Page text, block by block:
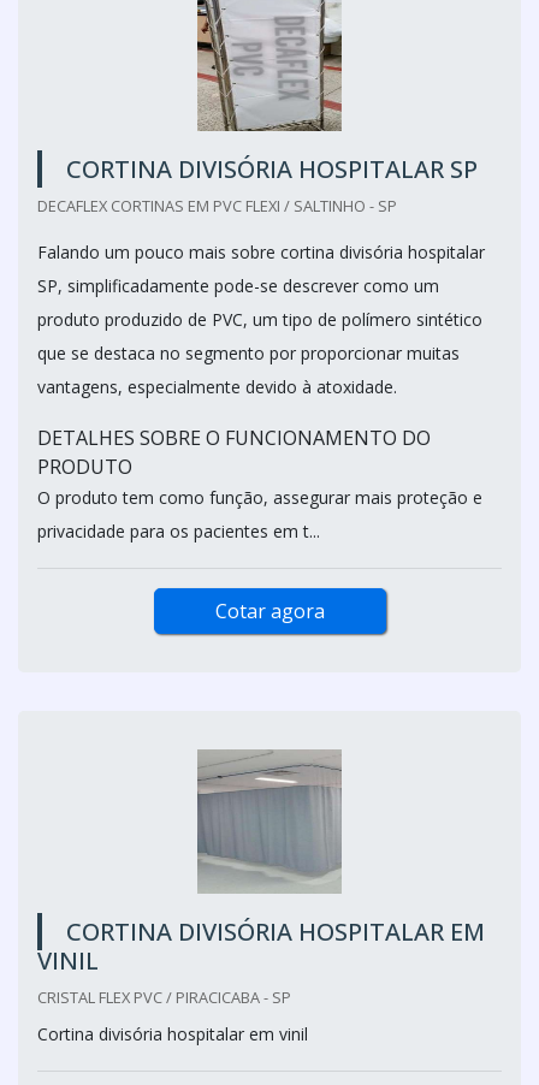
CORTINA DIVISÓRIA HOSPITALAR SP
DECAFLEX CORTINAS EM PVC FLEXI / SALTINHO - SP
Falando um pouco mais sobre cortina divisória hospitalar
SP, simplificadamente pode-se descrever como um
produto produzido de PVC, um tipo de polímero sintético
que se destaca no segmento por proporcionar muitas
vantagens, especialmente devido à atoxidade.
DETALHES SOBRE O FUNCIONAMENTO DO
PRODUTO
O produto tem como função, assegurar mais proteção e
privacidade para os pacientes em t...
Cotar agora
CORTINA DIVISÓRIA HOSPITALAR EM
VINIL
CRISTAL FLEX PVC / PIRACICABA - SP
Cortina divisória hospitalar em vinil